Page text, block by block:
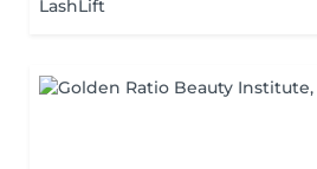
LashLift